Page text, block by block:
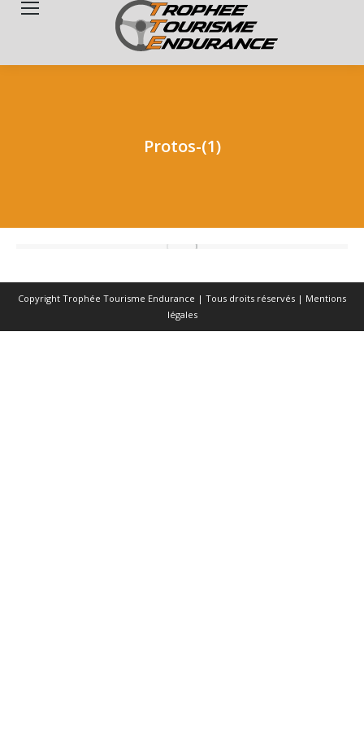
Protos-(1)
Copyright Trophée Tourisme Endurance | Tous droits réservés | Mentions
légales